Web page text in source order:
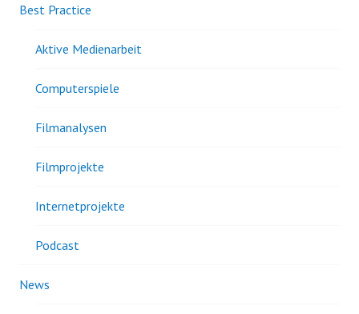
Best Practice
Aktive Medienarbeit
Computerspiele
Filmanalysen
Filmprojekte
Internetprojekte
Podcast
News